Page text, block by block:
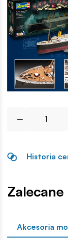
Historia
Akcesoria